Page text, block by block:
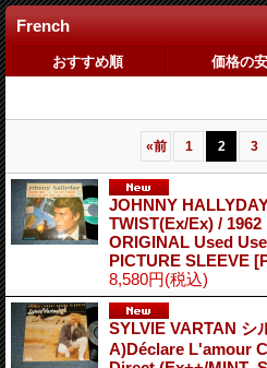
French
おすすめ順 価格の
«前 1 2 3
JOHNNY
TWIST(Ex/Ex) /
ORIGINAL Used
PICTURE SLEEVE
8,580円(税込)
SYLVIE VARTAN シ
A)Déclare L'amour